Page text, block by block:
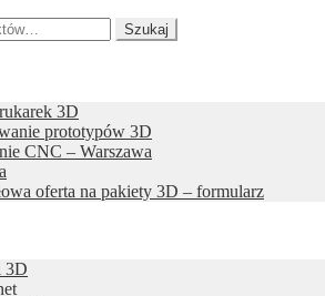
Szukaj
3D
prototypów 3D
CNC – Warszawa
oferta na pakiety 3D – formularz
3D